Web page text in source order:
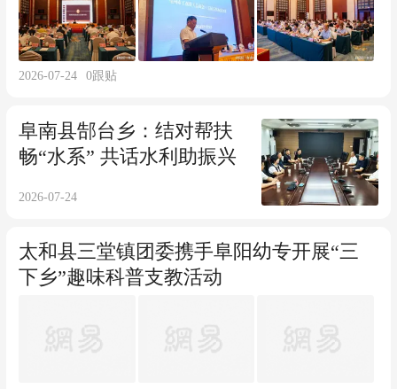
2026-07-24 0跟贴
阜南县郜台乡：结对帮扶
畅“水系” 共话水利助振兴
2026-07-24
太和县三堂镇团委携手阜阳幼专开展“三
下乡”趣味科普支教活动